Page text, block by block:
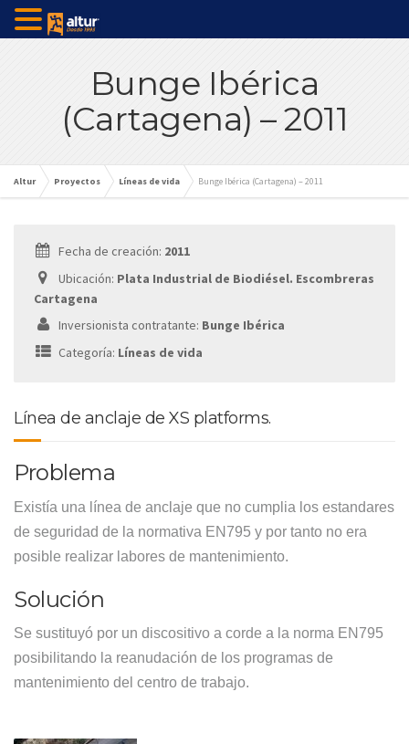
Bunge Ibérica
(Cartagena) – 2011
Altur Proyectos Líneas de vida Bunge Ibérica (Cartagena) – 2011
Fecha de creación: 2011
Ubicación: Plata Industrial de Biodiésel. Escombreras
Cartagena
Inversionista contratante: Bunge Ibérica
Categoría: Líneas de vida
Línea de anclaje de XS platforms.
Problema
Existía una línea de anclaje que no cumplia los estandares
de seguridad de la normativa EN795 y por tanto no era
posible realizar labores de mantenimiento.
Solución
Se sustituyó por un discositivo a corde a la norma EN795
posibilitando la reanudación de los programas de
mantenimiento del centro de trabajo.